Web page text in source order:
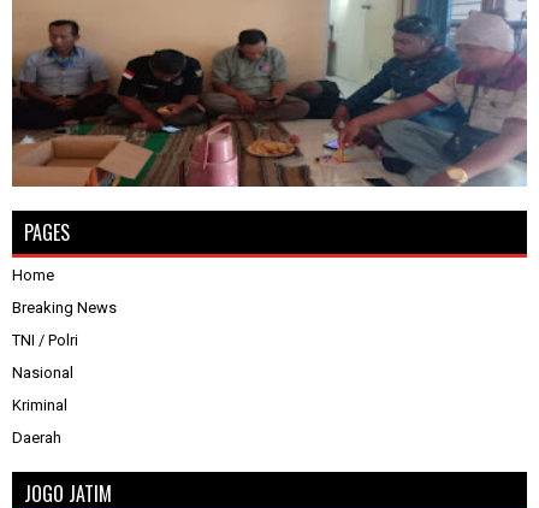
PAGES
Home
Breaking News
TNI / Polri
Nasional
Kriminal
Daerah
JOGO JATIM